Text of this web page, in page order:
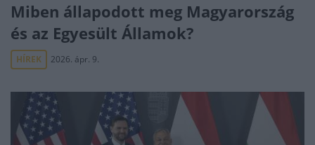
Miben állapodott meg Magyarország
és az Egyesült Államok?
HÍREK 2026. ápr. 9.